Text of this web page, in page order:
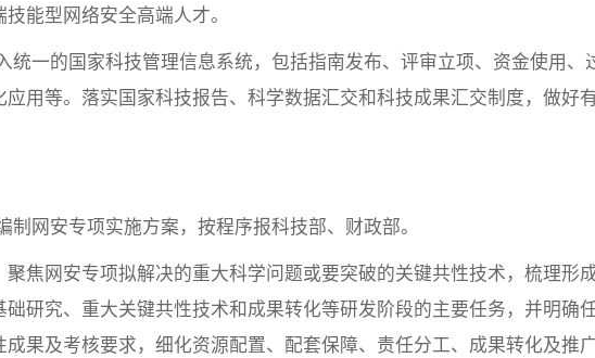
能型网络安全高端人才。
统一的国家科技管理信息系统，包括指南发布、评审立项、资金使用、
用等。落实国家科技报告、科学数据汇交和科技成果汇交制度，做好
网安专项实施方案，按程序报科技部、财政部。
焦网安专项拟解决的重大科学问题或要突破的关键共性技术，梳理形
研究、重大关键共性技术和成果转化等研发阶段的主要任务，并明确
果及考核要求，细化资源配置、配套保障、责任分工、成果转化及推